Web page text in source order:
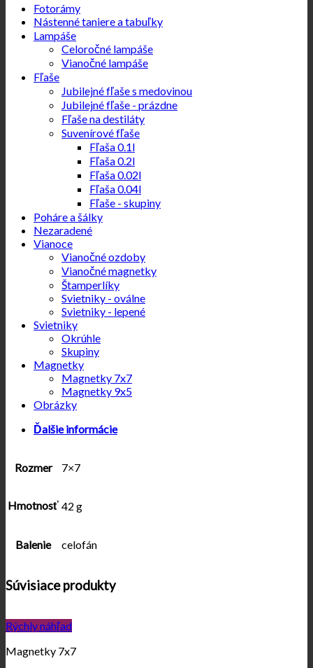
Fotorámy
Nástenné taniere a tabuľky
Lampáše
Celoročné lampáše
Vianočné lampáše
Fľaše
Jubilejné fľaše s medovinou
Jubilejné fľaše - prázdne
Fľaše na destiláty
Suvenírové fľaše
Fľaša 0.1l
Fľaša 0.2l
Fľaša 0.02l
Fľaša 0.04l
Fľaše - skupiny
Poháre a šálky
Nezaradené
Vianoce
Vianočné ozdoby
Vianočné magnetky
Štamperlíky
Svietniky - oválne
Svietniky - lepené
Svietniky
Okrúhle
Skupiny
Magnetky
Magnetky 7x7
Magnetky 9x5
Obrázky
Ďalšie informácie
Rozmer 7×7
Hmotnosť 42 g
Balenie celofán
Súvisiace produkty
Rýchly náhľad
Magnetky 7x7